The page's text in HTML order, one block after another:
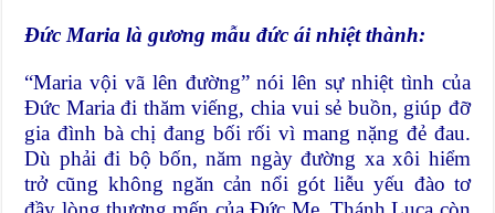
Đức Maria là gương mẫu đức ái nhiệt thành:
“Maria vội vã lên đường” nói lên sự nhiệt tình của
Đức Maria đi thăm viếng, chia vui sẻ buồn, giúp đỡ
gia đình bà chị đang bối rối vì mang nặng đẻ đau.
Dù phải đi bộ bốn, năm ngày đường xa xôi hiểm
trở cũng không ngăn cản nổi gót liễu yếu đào tơ